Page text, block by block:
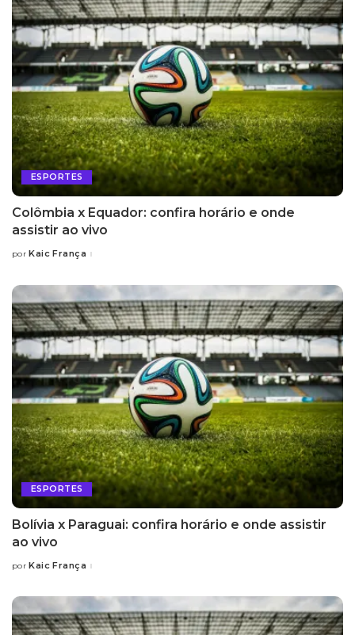
ESPORTES
Colômbia x Equador: confira horário e onde
assistir ao vivo
Posted
por Kaic França
ESPORTES
Bolívia x Paraguai: confira horário e onde assistir
ao vivo
Posted
por Kaic França